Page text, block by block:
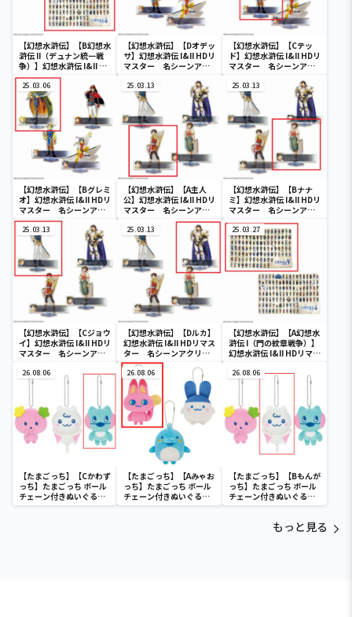
【幻想水滸伝】【B幻想水
滸伝 II（デュナン統一戦
争）】幻想水滸伝 I&II HD
リマスター 108星BIGブ
ランケット
【幻想水滸伝】【Dオデッ
サ】幻想水滸伝 I&II HDリ
マスター 名シーンアク
【幻想水滸伝】【Cテッ
ド】幻想水滸伝 I&II HDリ
マスター 名シーンアク
25.03.06
【幻想水滸伝】【Bグレミ
オ】幻想水滸伝 I&II HDリ
マスター 名シーンアク
リルスタンドVol.1
25.03.13
【幻想水滸伝】【A主人
公】幻想水滸伝 I&II HDリ
マスター 名シーンアク
リルスタンドVol.2
25.03.13
【幻想水滸伝】【Bナナ
ミ】幻想水滸伝 I&II HDリ
マスター 名シーンアク
25.03.13
【幻想水滸伝】【Cジョウ
イ】幻想水滸伝 I&II HDリ
マスター 名シーンアク
25.03.13
【幻想水滸伝】【Dルカ】
幻想水滸伝 I&II HDリマス
ター 名シーンアクリル
スタンドVol.2
25.03.27
【幻想水滸伝】【A幻想水
滸伝 I（門の紋章戦争）】
幻想水滸伝 I&II HDリマス
ット
26.08.06
【たまごっち】【Cかわず
っち】たまごっち ボール
チェーン付きぬいぐるみ
～Tamagotchi
26.08.06
【たまごっち】【Aみゃお
っち】たまごっち ボール
チェーン付きぬいぐるみ
～Tamagotchi
26.08.06
【たまごっち】【Bもんが
っち】たまごっち ボール
チェーン付きぬいぐるみ
～Tamagotchi
もっと見る